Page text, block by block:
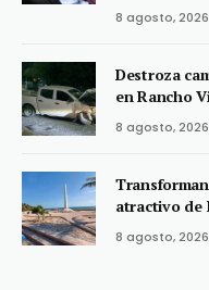
8 agosto, 2026
Destroza
en Rancho
8 agosto, 2026
atractivo de
8 agosto, 2026